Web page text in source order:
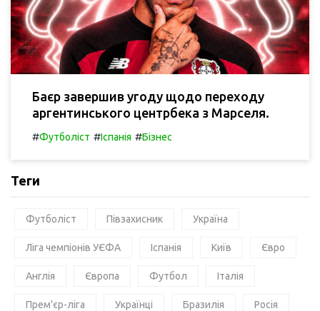
Баєр завершив угоду щодо переходу
аргентинського центрбека з Марселя.
#Футболіст #Іспанія #Бізнес
Теги
Футболіст Півзахисник Україна
Ліга чемпіонів УЄФА Іспанія Київ Євро
Англія Європа Футбол Італія
Прем'єр-ліга Українці Бразилія Росія